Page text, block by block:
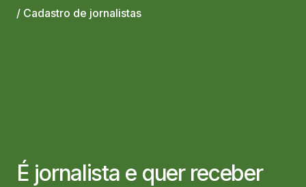
/ Cadastro de jornalistas
É jornalista e quer receber